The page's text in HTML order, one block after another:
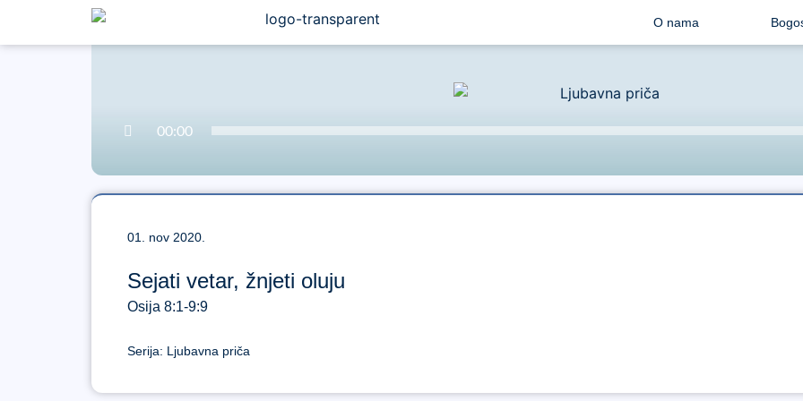
O nama
Audio
00:00
01. nov 2020.
Sejati vetar, žnjeti oluju
Osija 8:1-9:9
Serija: Ljubavna priča